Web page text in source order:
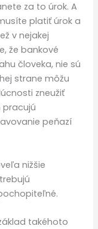
za to úrok. A
platiť úrok a
v nejakej
že bankové
človeka, nie sú
strane môžu
zneužiť
pracujú
peňazí
nižšie
takéhoto